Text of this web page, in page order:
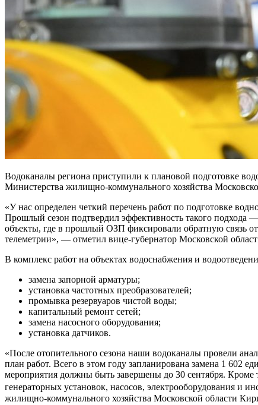
Водоканалы региона приступили к плановой подготовке
Министерства жилищно-коммунального хозяйства
«У нас определен четкий перечень работ по подготовке
Прошлый сезон подтвердил эффективность такого подхода
объекты, где в прошлый ОЗП фиксировали обратную связь
телеметрии», — отметил вице-губернатор Московской
В комплекс работ на объектах водоснабжения и
замена запорной арматуры;
установка частотных преобразователей;
промывка резервуаров чистой воды;
капитальный ремонт сетей;
замена насосного оборудования;
установка датчиков.
«После отопительного сезона наши водоканалы провели
план работ. Всего в этом году запланирована замена 1 602
мероприятия должны быть завершены до 30 сентября. Кроме
генераторных установок, насосов, электрооборудования и
жилищно-коммунального хозяйства Московской области